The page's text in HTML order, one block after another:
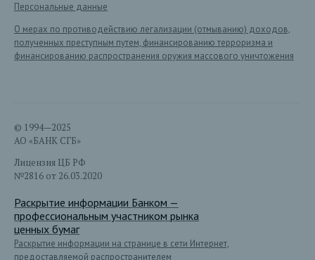
Персональные данные
О мерах по противодействию легализации (отмыванию) доходов,
полученных преступным путем, финансированию терроризма и
финансированию распространения оружия массового уничтожения
© 1994—2025
АО «БАНК СГБ»
Лицензия ЦБ РФ
№2816 от 26.03.2020
Раскрытие информации Банком —
профессиональным участником рынка
ценных бумаг
Раскрытие информации на странице в сети Интернет,
предоставляемой распространителем